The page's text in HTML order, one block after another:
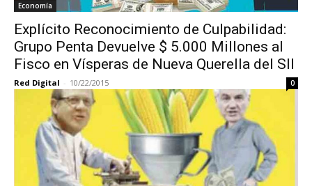
Economía
Explícito Reconocimiento de Culpabilidad:
Grupo Penta Devuelve $ 5.000 Millones al
Fisco en Vísperas de Nueva Querella del SII
Red Digital - 10/22/2015 0